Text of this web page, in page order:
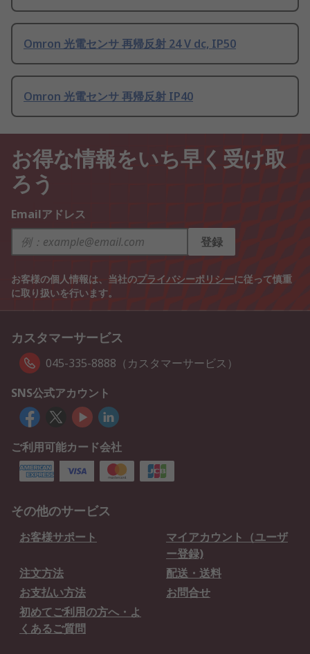
Omron 光電センサ 再帰反射 24 V dc, IP50
Omron 光電センサ 再帰反射 IP40
お得な情報をいち早く受け取
ろう
Emailアドレス
登録
お客様の個人情報は、当社のプライバシーポリシーに従って慎重
に取り扱いを行います。
カスタマーサービス
045-335-8888（カスタマーサービス）
SNS公式アカウント
ご利用可能カード会社
その他のサービス
お客様サポート
マイアカウント（ユーザ
ー登録)
注文方法
配送・送料
お支払い方法
お問合せ
初めてご利用の方へ・よ
くあるご質問